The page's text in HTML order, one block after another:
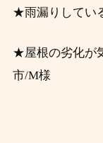
★雨漏りしてい
★屋根の劣化が
市/M様